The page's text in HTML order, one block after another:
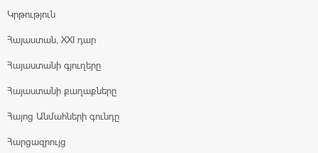
Կրթություն
Հայաստան, XXI դար
Հայաստանի գյուղերը
Հայաստանի քաղաքները
Հայոց Անմահների գունդը
Հարցազրույց